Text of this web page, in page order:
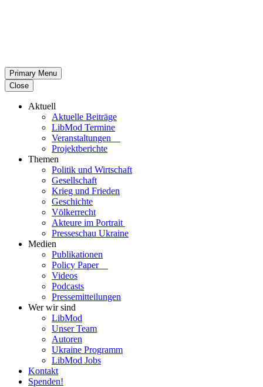
Primary Menu
Close
Aktuell
Aktu­elle Beiträge
LibMod Termine
Ver­an­stal­tun­gen
Pro­jekt­be­richte
Themen
Politik und Wirtschaft
Gesell­schaft
Krieg und Frieden
Geschichte
Völ­ker­recht
Akteure im Portrait
Pres­se­schau Ukraine
Medien
Publi­ka­tio­nen
Policy Paper
Videos
Pod­casts
Pres­se­mit­tei­lun­gen
Wer wir sind
LibMod
Unser Team
Autoren
Ukraine Pro­gramm
LibMod Jobs
Kontakt
Spenden!